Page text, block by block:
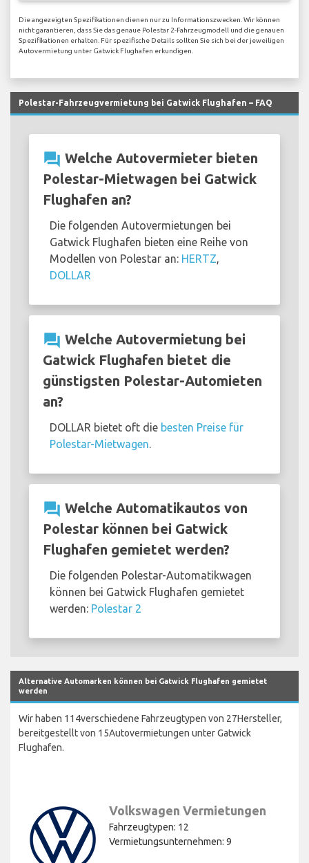
Die angezeigten Spezifikationen dienen nur zu Informationszwecken. Wir können
nicht garantieren, dass Sie das genaue Polestar 2-Fahrzeugmodell und die genauen
Spezifikationen erhalten. Für spezifische Details sollten Sie sich bei der jeweiligen
Autovermietung unter Gatwick Flughafen erkundigen.
Polestar-Fahrzeugvermietung bei Gatwick Flughafen – FAQ
question_answer Welche Autovermieter bieten
Polestar-Mietwagen bei Gatwick
Flughafen an?
Die folgenden Autovermietungen bei
Gatwick Flughafen bieten eine Reihe von
Modellen von Polestar an: HERTZ,
DOLLAR
question_answer Welche Autovermietung bei
Gatwick Flughafen bietet die
günstigsten Polestar-Automieten
an?
DOLLAR bietet oft die besten Preise für
Polestar-Mietwagen.
question_answer Welche Automatikautos von
Polestar können bei Gatwick
Flughafen gemietet werden?
Die folgenden Polestar-Automatikwagen
können bei Gatwick Flughafen gemietet
werden: Polestar 2
Alternative Automarken können bei Gatwick Flughafen gemietet
werden
Wir haben 114verschiedene Fahrzeugtypen von 27Hersteller,
bereitgestellt von 15Autovermietungen unter Gatwick
Flughafen.
Volkswagen Vermietungen
Fahrzeugtypen: 12
Vermietungsunternehmen: 9